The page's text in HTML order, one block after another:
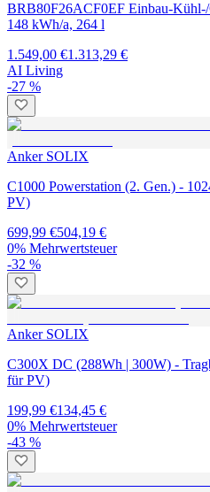
BRB80F26ACF0EF Einbau-
148 kWh/a, 264 l
1.549,00 €1.313,29 €
AI Living
-27 %
Anker SOLIX
C1000 Powerstation (2. Gen.) -
PV)
699,99 €504,19 €
0% Mehrwertsteuer
-32 %
Anker SOLIX
C300X DC (288Wh | 300W) -
für PV)
199,99 €134,45 €
0% Mehrwertsteuer
-43 %